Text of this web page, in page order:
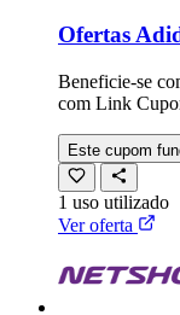
Ofertas
Beneficie-se
com Link
Este cupom
1 uso utilizado
Ver oferta